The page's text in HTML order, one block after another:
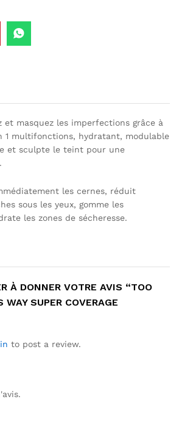
et masquez les imperfections grâce à
1 multifonctions, hydratant, modulable
et sculpte le teint pour une
les cernes, réduit
sous les yeux, gomme les
les zones de sécheresse.
À DONNER VOTRE AVIS “TOO
WAY SUPER COVERAGE
to post a review.